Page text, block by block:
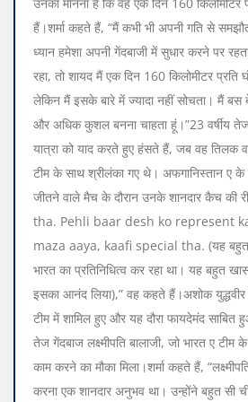
हैं।शर्मा कहते हैं, “मैं कभी भी अपनी गति से
ध्यान हमेशा अपनी गेंदबाजी में सुधार करने पर
रहा, तो शायद मैं एक दिन 160 किलोमीटर
लेकिन मैं इसके बारे में ज्यादा नहीं सोचता। मैं बस
और अधिक कुशल बनना चाहता हूं।”23 वर्षीय
यात्रा को याद करते हुए हंसते हैं, जब वह तिलक
टीम के साथ श्रीलंका गए थे। अफगानिस्तान ए
जीतने वाले मैच के दौरान उनके शानदार कैच की
tha. Pehli baar desh ko represent
maza aaya, kaafi special tha. (यह
भारत का प्रतिनिधित्व कर रहा था। यह बहुत
इसका आनंद लिया),” वह कहते हैं।अशोक
टीम में शामिल हुए और यह दौरा फायदेमंद साबित
तेज गेंदबाज लक्ष्मीपति बालाजी, जो भारत ए
काम करने का मौका मिला।शर्मा कहते हैं,
करना एक शानदार अनुभव था। उन्होंने बहुत सी